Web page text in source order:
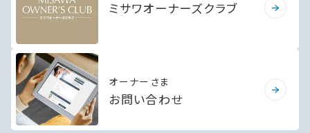
ミサワオーナーズクラブ
オーナーさま
お問い合わせ